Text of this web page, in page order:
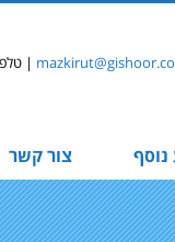
|
נוסף צור קשר